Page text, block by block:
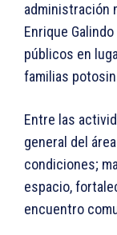
administración
Enrique
públicos en
familias
Entre las
general del
condiciones;
espacio,
encuentro